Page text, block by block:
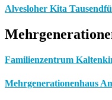
Alvesloher Kita
Familienzentrum
Mehrgenerationenhaus